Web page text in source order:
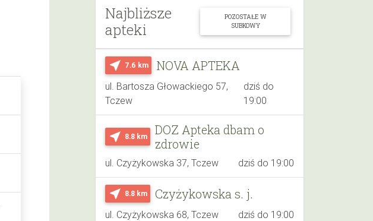
Najbliższe
apteki
POZOSTAŁE W
SUBKOWY
near_me 7.6 km NOVA APTEKA
ul. Bartosza Głowackiego 57,
Tczew
dziś do
19:00
near_me 8.8 km
DOZ Apteka dbam o
zdrowie
ul. Czyżykowska 37, Tczew dziś do 19:00
near_me 8.8 km Czyżykowska s. j.
ul. Czyżykowska 68, Tczew dziś do 19:00